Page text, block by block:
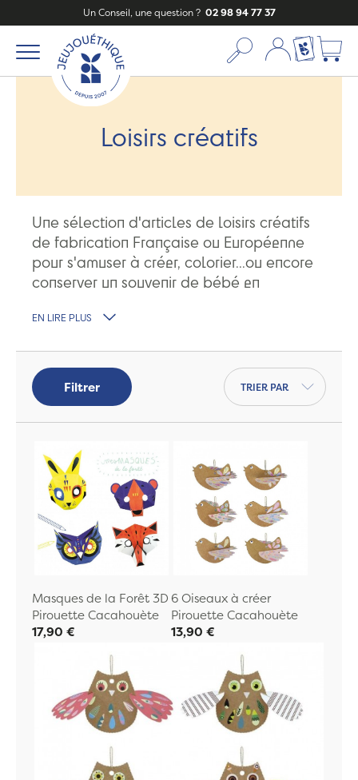
Un Conseil, une question ? 02 98 94 77 37
Mon compte
Ma liste
Loisirs créatifs
Une sélection d'articles de loisirs créatifs
de fabrication Française ou Européenne
pour s'amuser à créer, colorier...ou encore
conserver un souvenir de bébé en
sa main.
EN LIRE PLUS
Filtrer
Trier par
Masques de la Forêt 3D
Pirouette Cacahouète
17,90 €
6 Oiseaux à créer
Pirouette Cacahouète
13,90 €